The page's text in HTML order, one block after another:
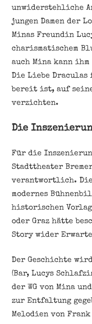
unwiderstehliche
jungen Damen der
Minas Freundin
charismatischem
auch Mina kann
Die Liebe
bereit ist, auf
verzichten.
Die
Für die
Stadttheater
verantwortlich.
modernes
historischen
oder Graz hätte
Story wider
Der Geschichte
(Bar, Lucys
der WG von Mina
zur Entfaltung
Melodien von